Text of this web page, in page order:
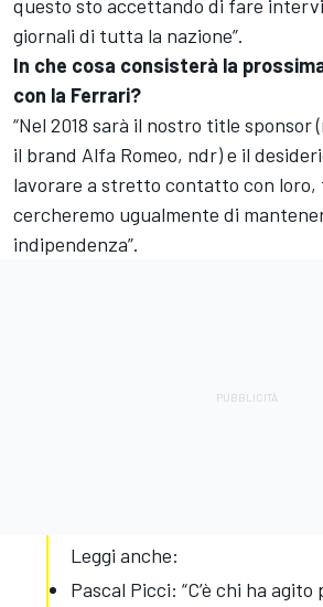
questo sto accettando di fare
giornali di tutta la nazione”.
In che cosa consisterà la
con la Ferrari?
“Nel 2018 sarà il nostro title
il brand Alfa Romeo, ndr) e il
lavorare a stretto contatto con
cercheremo ugualmente di
indipendenza”.
Leggi anche:
Pascal Picci: “C’è chi ha